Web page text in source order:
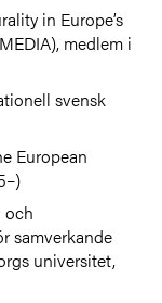
in Europe’s
medlem i
svensk
European
och
samverkande
universitet,